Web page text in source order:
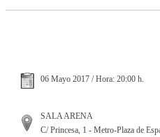
06 Mayo 2017 / Hora: 20:00 h.
SALA ARENA
C/ Princesa, 1 - Metro-Plaza de